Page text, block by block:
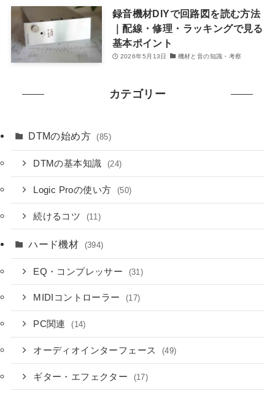
録音機材DIYで回路図を読む方法
｜配線・修理・ラッキングで見る
基本ポイント
2026年5月13日 機材と音の知識・考察
カテゴリー
DTMの始め方 (85)
DTMの基本知識 (24)
Logic Proの使い方 (50)
続けるコツ (11)
ハード機材 (394)
EQ・コンプレッサー (31)
MIDIコントローラー (17)
PC関連 (14)
オーディオインターフェース (49)
ギター・エフェクター (17)